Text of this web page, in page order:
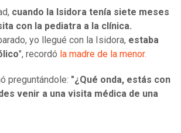
cuando la Isidora tenía siete meses
con la pediatra a la clínica.
yo llegué con la Isidora, estaba
", recordó la madre de la menor.
preguntándole: "¿Qué onda, estás con
venir a una visita médica de una